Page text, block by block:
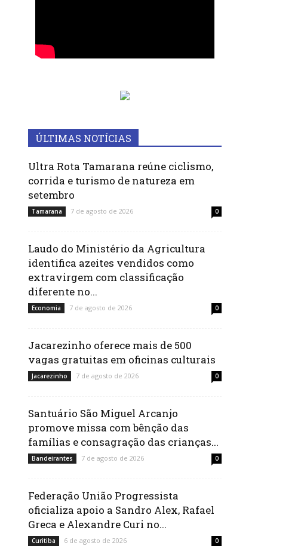
ÚLTIMAS NOTÍCIAS
Ultra Rota Tamarana reúne ciclismo,
corrida e turismo de natureza em
setembro
Tamarana 7 de agosto de 2026 0
Laudo do Ministério da Agricultura
identifica azeites vendidos como
extravirgem com classificação
diferente no...
Economia 7 de agosto de 2026 0
Jacarezinho oferece mais de 500
vagas gratuitas em oficinas culturais
Jacarezinho 7 de agosto de 2026 0
Santuário São Miguel Arcanjo
promove missa com bênção das
famílias e consagração das crianças...
Bandeirantes 7 de agosto de 2026 0
Federação União Progressista
oficializa apoio a Sandro Alex, Rafael
Greca e Alexandre Curi no...
Curitiba 6 de agosto de 2026 0